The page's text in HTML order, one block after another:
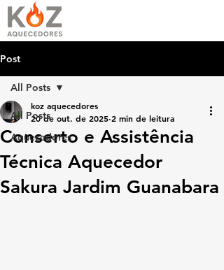
Post
All Posts
Aquecedores
All Posts
Conserto e Assistência
Técnica Aquecedor
Sakura Jardim Guanabara
koz aquecedores
20 de out. de 2025 2 min de leitura